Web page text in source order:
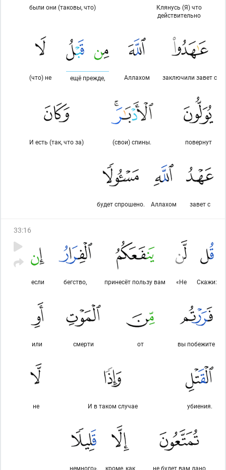
Клянусь (Я) что
действительно
были они (таковы, что)
заключили завет с
Аллахом
ещё прежде,
(что) не
повернут
(свои) спины.
И есть (так, что за)
завет с
Аллахом
будет спрошено.
33:16
Скажи:
«Не
принесёт пользу вам
бегство,
если
вы побежите
от
смерти
или
убиения.
И в таком случае
не
не будет вам дано
кроме, как
немного».